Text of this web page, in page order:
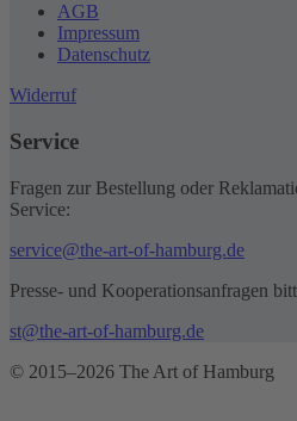
AGB
Impressum
Datenschutz
Widerruf
Service
Fragen zur Bestellung oder
Service:
service@the-art-of-hamburg.de
Presse- und Kooperationsanfragen
st@the-art-of-hamburg.de
© 2015–2026 The Art of Hamburg